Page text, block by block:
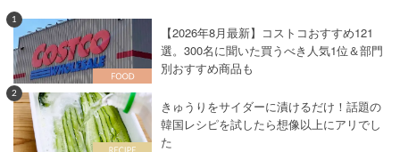
1
【2026年8月最新】コストコおすすめ121
選。300名に聞いた買うべき人気1位＆部門
別おすすめ商品も
2
きゅうりをサイダーに漬けるだけ！話題の
韓国レシピを試したら想像以上にアリでし
た